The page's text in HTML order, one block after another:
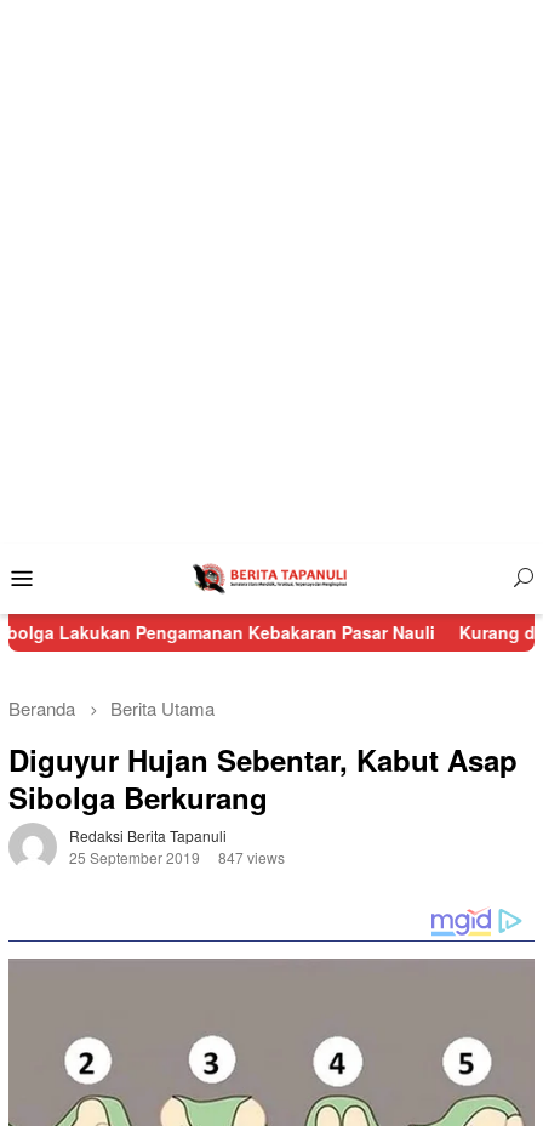
Mobile
Pengamanan Kebakaran Pasar Nauli Kurang dari 24 Jam,
Beranda Berita Utama
Diguyur Hujan Sebentar, Kabut Asap
Sibolga Berkurang
Redaksi Berita Tapanuli
25 September 2019
847 views